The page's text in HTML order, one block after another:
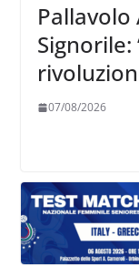
Pallavolo
Signorile:
chiare siu
07/08/2026